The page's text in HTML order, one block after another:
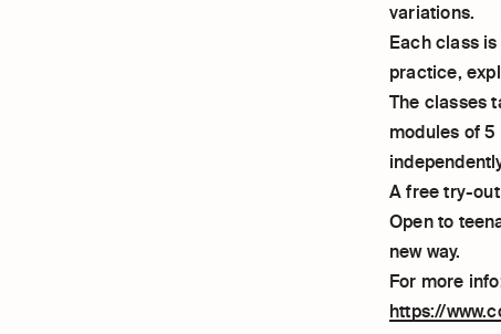
variations.
Each class
practice,
The classes
modules of
A free try-
Open to
new way.
For more
https://